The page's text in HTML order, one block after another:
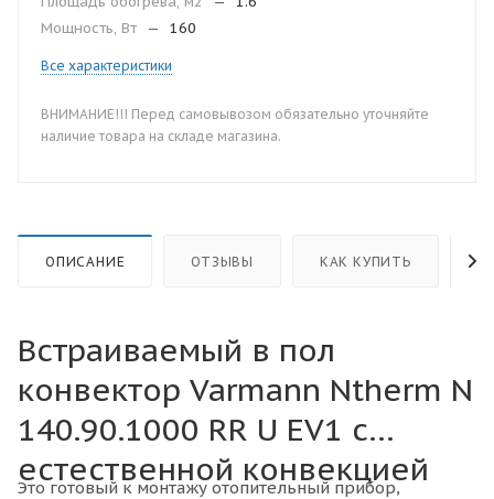
Мощность, Вт
— 160
Все характеристики
ВНИМАНИЕ!!! Перед самовывозом обязательно уточняйте
наличие товара на складе магазина.
ОПИСАНИЕ ОТЗЫВЫ КАК КУПИТЬ
Встраиваемый в пол
конвектор Varmann Ntherm N
140.90.1000 RR U EV1 с
естественной конвекцией
Это готовый к монтажу отопительный прибор,